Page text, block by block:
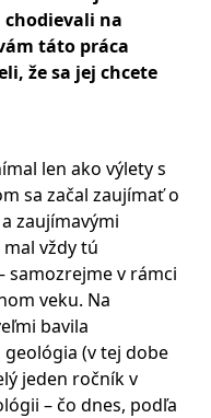
chodievali na
táto práca
že sa jej chcete
len ako výlety s
sa začal zaujímať o
zaujímavými
vždy tú
samozrejme v rámci
veku. Na
bavila
(v tej dobe
jeden ročník v
– čo dnes, podľa